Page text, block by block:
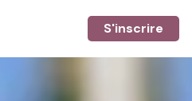
S'inscrire